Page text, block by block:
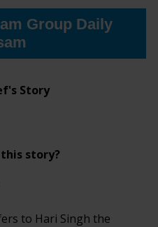
Group Daily
Story
story?
to Hari Singh the